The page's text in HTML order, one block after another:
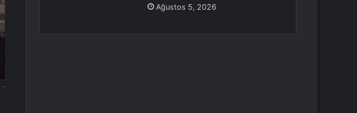
Ağustos 5, 2026